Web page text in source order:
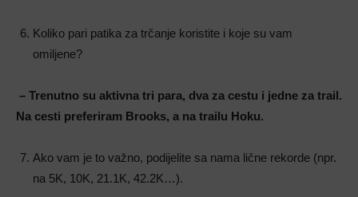
Koliko pari patika za trčanje koristite i koje su vam
omiljene?
– Trenutno su aktivna tri para, dva za cestu i jedne za trail.
Na cesti preferiram Brooks, a na trailu Hoku.
Ako vam je to važno, podijelite sa nama lične rekorde (npr.
na 5K, 10K, 21.1K, 42.2K…).